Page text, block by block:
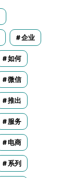
企业
如何
微信
推出
服务
电商
系列